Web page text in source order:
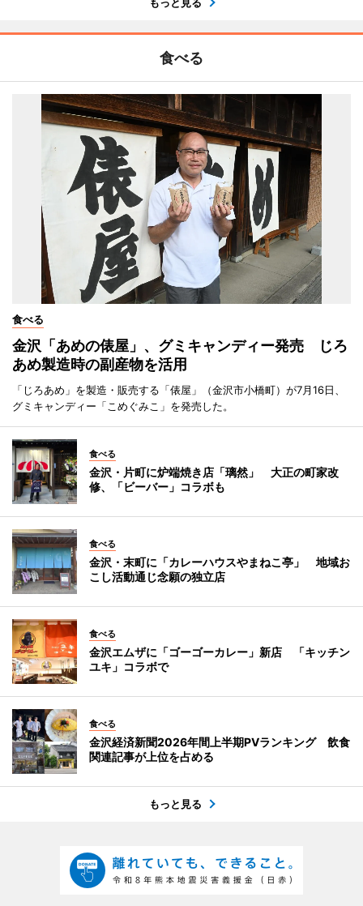
食べる
食べる
金沢「あめの俵屋」、グミキャンディー発売 じろ
あめ製造時の副産物を活用
「じろあめ」を製造・販売する「俵屋」（金沢市小橋町）が7月16日、
グミキャンディー「こめぐみこ」を発売した。
食べる
金沢・片町に炉端焼き店「璃然」 大正の町家改
修、「ビーバー」コラボも
食べる
金沢・末町に「カレーハウスやまねこ亭」 地域お
こし活動通じ念願の独立店
食べる
金沢エムザに「ゴーゴーカレー」新店 「キッチン
ユキ」コラボで
食べる
金沢経済新聞2026年間上半期PVランキング 飲食
関連記事が上位を占める
もっと見る